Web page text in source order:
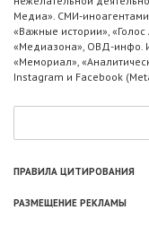
Медиа». СМИ-
«Важные истории»,
«Медиазона», ОВД-инфо.
«Мемориал»,
Instagram и Facebook
ПРАВИЛА ЦИТИРОВАНИЯ
РАЗМЕЩЕНИЕ РЕКЛАМЫ